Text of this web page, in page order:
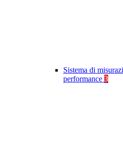
Sistema di
performance 3